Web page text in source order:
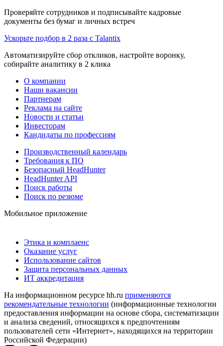
Проверяйте сотрудников и подписывайте кадровые
документы без бумаг и личных встреч
Ускорьте подбор в 2 раза с Talantix
Автоматизируйте сбор откликов, настройте воронку,
собирайте аналитику в 2 клика
О компании
Наши вакансии
Партнерам
Реклама на сайте
Новости и статьи
Инвесторам
Кандидаты по профессиям
Производственный календарь
Требования к ПО
Безопасный HeadHunter
HeadHunter API
Поиск работы
Поиск по резюме
Мобильное приложение
Этика и комплаенс
Оказание услуг
Использование сайтов
Защита персональных данных
ИТ аккредитация
На информационном ресурсе hh.ru применяются
рекомендательные технологии (информационные технологии
предоставления информации на основе сбора, систематизации
и анализа сведений, относящихся к предпочтениям
пользователей сети «Интернет», находящихся на территории
Российской Федерации)